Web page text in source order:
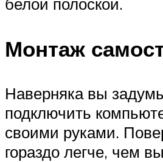
Монтаж
Наверняка вы
подключить
своими руками.
гораздо легче, чем